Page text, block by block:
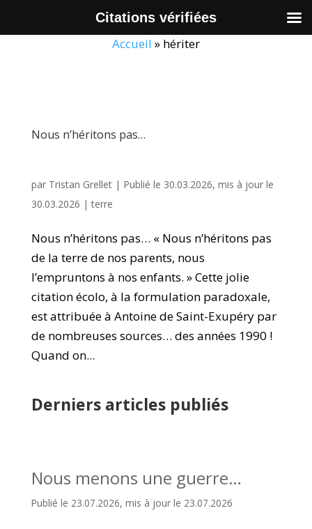
Accueil » hériter
Nous n’héritons pas…
par Tristan Grellet| Publié le 30.03.2026, mis à jour le
30.03.2026 |terre
Nous n’héritons pas… « Nous n’héritons pas
de la terre de nos parents, nous
l’empruntons à nos enfants. » Cette jolie
citation écolo, à la formulation paradoxale,
est attribuée à Antoine de Saint-Exupéry par
de nombreuses sources… des années 1990 !
Quand on...
Derniers articles publiés
Nous menons une guerre…
Publié le 23.07.2026, mis à jour le 23.07.2026
Citations vérifiées